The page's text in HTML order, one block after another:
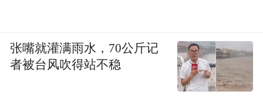
张嘴就灌满雨水，70公斤记
者被台风吹得站不稳